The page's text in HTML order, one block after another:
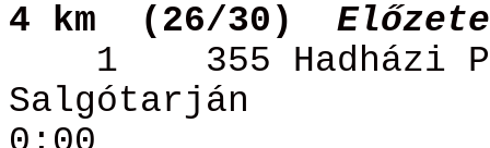
4 km ( 26/30)
1
355 Hadházi
Salgótarján